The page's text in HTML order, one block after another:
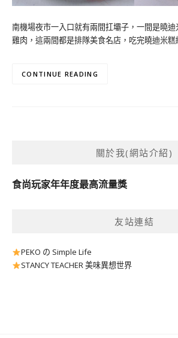
南機場夜市一入口就有兩間扛壩子，一間是曉
雞肉，這兩間都是排隊美食名店，吃完曉迪米
CONTINUE READING
關於我(網站介紹)
食尚玩家年年度最高流量獎
友站連結
PEKO の Simple Life
STANCY TEACHER 美味異想世界